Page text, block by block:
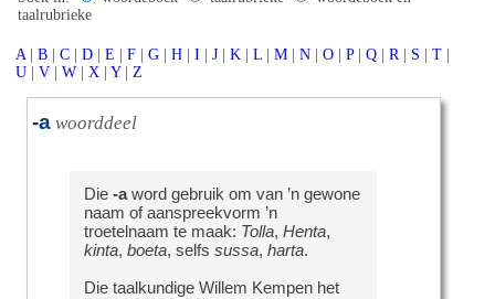
taalrubrieke
A | B | C | D | E | F | G | H | I | J | K | L | M | N | O | P | Q | R | S | T |
U | V | W | X | Y | Z
-a woorddeel
Die-aword gebruik om van ’n gewone
naam of aanspreekvorm ’n
troetelnaam te maak: Tolla,Henta,
kinta,boeta, selfssussa,harta.
Die taalkundige Willem Kempen het